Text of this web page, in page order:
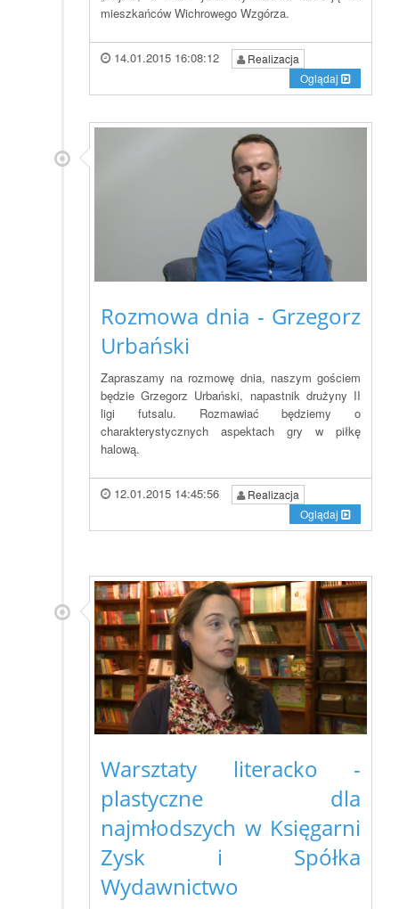
mieszkańców Wichrowego Wzgórza.
14.01.2015 16:08:12
Realizacja
Oglądaj
Rozmowa dnia - Grzegorz
Urbański
Zapraszamy na rozmowę dnia, naszym gościem
będzie Grzegorz Urbański, napastnik drużyny II
ligi futsalu. Rozmawiać będziemy o
charakterystycznych aspektach gry w piłkę
halową.
12.01.2015 14:45:56
Realizacja
Oglądaj
Warsztaty literacko -
plastyczne dla
najmłodszych w Księgarni
Zysk i Spółka
Wydawnictwo